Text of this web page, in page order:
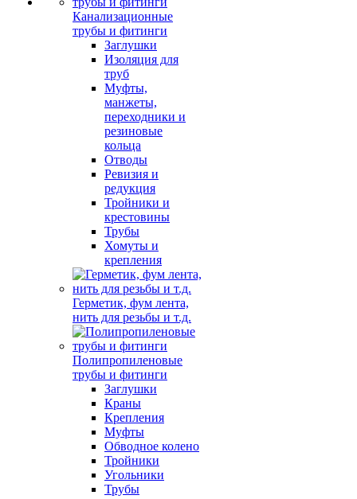
Канализационные
трубы и фитинги
Заглушки
Изоляция для
труб
Муфты,
манжеты,
переходники и
резиновые
кольца
Отводы
Ревизия и
редукция
Тройники и
крестовины
Трубы
Хомуты и
крепления
Герметик, фум лента,
нить для резьбы и т.д.
Полипропиленовые
трубы и фитинги
Заглушки
Краны
Крепления
Муфты
Обводное колено
Тройники
Угольники
Трубы